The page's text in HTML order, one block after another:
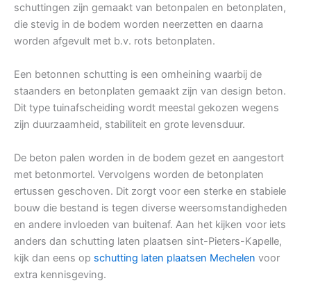
schuttingen zijn gemaakt van betonpalen en betonplaten,
die stevig in de bodem worden neerzetten en daarna
worden afgevult met b.v. rots betonplaten.
Een betonnen schutting is een omheining waarbij de
staanders en betonplaten gemaakt zijn van design beton.
Dit type tuinafscheiding wordt meestal gekozen wegens
zijn duurzaamheid, stabiliteit en grote levensduur.
De beton palen worden in de bodem gezet en aangestort
met betonmortel. Vervolgens worden de betonplaten
ertussen geschoven. Dit zorgt voor een sterke en stabiele
bouw die bestand is tegen diverse weersomstandigheden
en andere invloeden van buitenaf. Aan het kijken voor iets
anders dan schutting laten plaatsen sint-Pieters-Kapelle,
kijk dan eens op schutting laten plaatsen Mechelen voor
extra kennisgeving.